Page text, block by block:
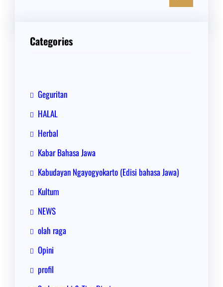
Categories
Geguritan
HALAL
Herbal
Kabar Bahasa Jawa
Kabudayan Ngayogyokarto (Edisi bahasa Jawa)
Kultum
NEWS
olah raga
Opini
profil